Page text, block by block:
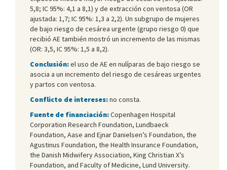
5,8; IC 95%: 4,1 a 8,1) y de extracción con ventosa (OR
ajustada: 1,7; IC 95%: 1,3 a 2,2). Un subgrupo de mujeres
de bajo riesgo de cesárea urgente (grupo riesgo 0) que
recibió AE también mostró un incremento de las mismas
(OR: 3,5, IC 95%: 1,5 a 8,2).
Conclusión:el uso de AE en nulíparas de bajo riesgo se
asocia a un incremento del riesgo de cesáreas urgentes
y partos con ventosa.
Conflicto de intereses:no consta.
Fuente de financiación:Copenhagen Hospital
Corporation Research Foundation, Lundbaeck
Foundation, Aase and Ejnar Danielsen’s Foundation, the
Agustinus Foundation, the Health Insurance Foundation,
the Danish Midwifery Association, King Christian X’s
Foundation, and Faculty of Medicine, Lund University.